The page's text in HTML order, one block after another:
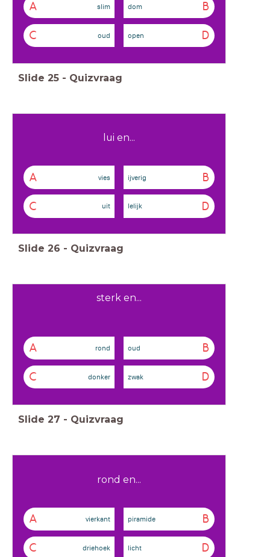
A slim B
dom
C oud D
open
Slide 25 - Quizvraag
lui en...
A vies B
ijverig
C uit D
lelijk
Slide 26 - Quizvraag
sterk en...
A rond B
oud
C donker D
zwak
Slide 27 - Quizvraag
rond en...
A vierkant B
piramide
C driehoek D
licht